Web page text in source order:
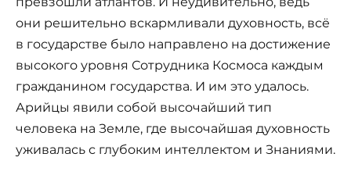
они решительно вскармливали духовность, всё
в государстве было направлено на достижение
высокого уровня Сотрудника Космоса каждым
гражданином государства. И им это удалось.
Арийцы явили собой высочайший тип
человека на Земле, где высочайшая духовность
уживалась с глубоким интеллектом и Знаниями.